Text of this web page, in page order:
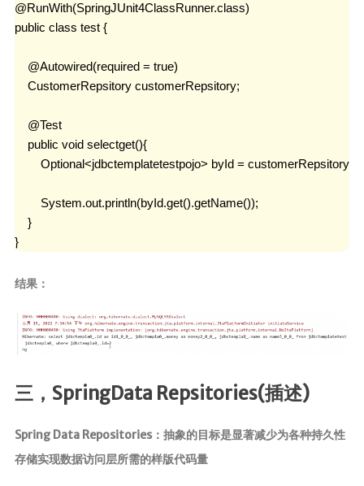
@RunWith(SpringJUnit4ClassRunner.class)
public class test {
    @Autowired(required = true)
    CustomerRepsitory customerRepsitory;
    @Test
    public void selectget(){
Optional<jdbctemplatetestpojo> byId =
        System.out.println(byId.get().getName());
    }
}
结果：
三，SpringData Repsitories(插述)
Spring Data Repositories：抽象的目标是显著减少为各种持久性
存储实现数据访问层所需的样版代码量